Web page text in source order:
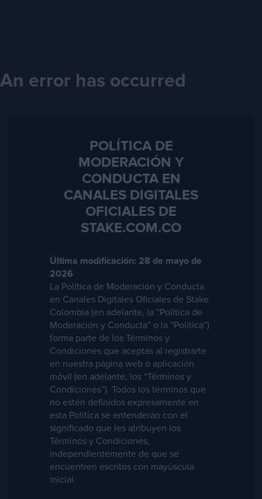
An error has occurred
POLÍTICA DE
MODERACIÓN Y
CONDUCTA EN
CANALES DIGITALES
OFICIALES DE
STAKE.COM.CO
Última modificación: 28 de mayo de
2026
La Política de Moderación y Conducta
en Canales Digitales Oficiales de Stake
Colombia (en adelante, la “Política de
Moderación y Conducta” o la “Política”)
forma parte de los Términos y
Condiciones que aceptas al registrarte
en nuestra página web o aplicación
móvil (en adelante, los “Términos y
Condiciones”). Todos los términos que
no estén definidos expresamente en
esta Política se entenderán con el
significado que les atribuyen los
Términos y Condiciones,
independientemente de que se
encuentren escritos con mayúscula
inicial.